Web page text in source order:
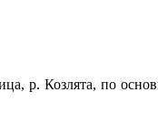
р. Козлята, по